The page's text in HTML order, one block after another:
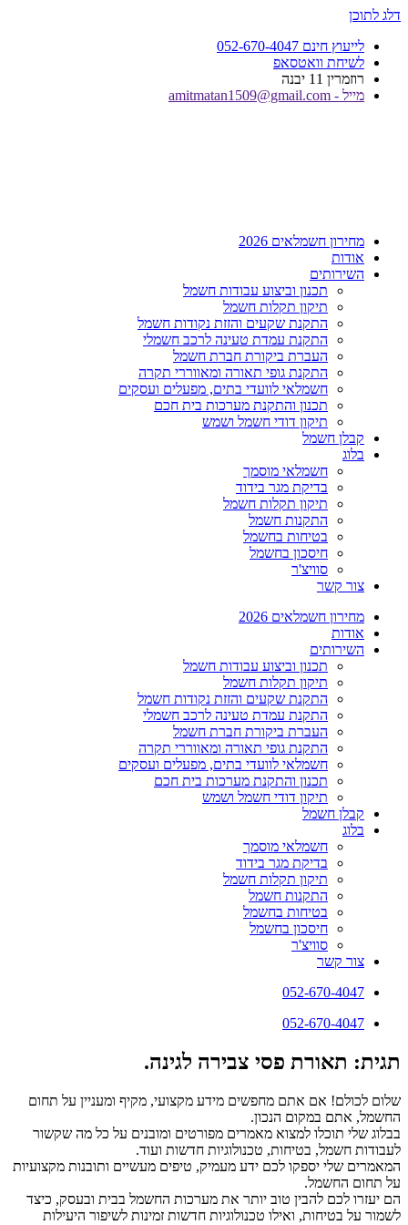
דלג לתוכן
לייעוץ חינם 052-670-4047
לשיחת וואטסאפ
רוזמרין 11 יבנה
מייל - amitmatan1509@gmail.com
מחירון חשמלאים 2026
אודות
השירותים
תכנון וביצוע עבודות חשמל
תיקון תקלות חשמל
התקנת שקעים והזזת נקודות חשמל
התקנת עמדת טעינה לרכב חשמלי
העברת ביקורת חברת חשמל
התקנת גופי תאורה ומאווררי תקרה
חשמלאי לוועדי בתים, מפעלים ועסקים
תכנון והתקנת מערכות בית חכם
תיקון דודי חשמל ושמש
קבלן חשמל
בלוג
חשמלאי מוסמך
בדיקת מגר בידוד
תיקון תקלות חשמל
התקנות חשמל
בטיחות בחשמל
חיסכון בחשמל
סוויצ'ר
צור קשר
מחירון חשמלאים 2026
אודות
השירותים
תכנון וביצוע עבודות חשמל
תיקון תקלות חשמל
התקנת שקעים והזזת נקודות חשמל
התקנת עמדת טעינה לרכב חשמלי
העברת ביקורת חברת חשמל
התקנת גופי תאורה ומאווררי תקרה
חשמלאי לוועדי בתים, מפעלים ועסקים
תכנון והתקנת מערכות בית חכם
תיקון דודי חשמל ושמש
קבלן חשמל
בלוג
חשמלאי מוסמך
בדיקת מגר בידוד
תיקון תקלות חשמל
התקנות חשמל
בטיחות בחשמל
חיסכון בחשמל
סוויצ'ר
צור קשר
052-670-4047
052-670-4047
תגית: תאורת פסי צבירה לגינה.
שלום לכולם! אם אתם מחפשים מידע מקצועי, מקיף ומעניין על תחום
החשמל, אתם במקום הנכון.
בבלוג שלי תוכלו למצוא מאמרים מפורטים ומובנים על כל מה שקשור
לעבודות חשמל, בטיחות, טכנולוגיות חדשות ועוד.
המאמרים שלי יספקו לכם ידע מעמיק, טיפים מעשיים ותובנות מקצועיות
על תחום החשמל.
הם יעזרו לכם להבין טוב יותר את מערכות החשמל בבית ובעסק, כיצד
לשמור על בטיחות, ואילו טכנולוגיות חדשות זמינות לשיפור היעילות